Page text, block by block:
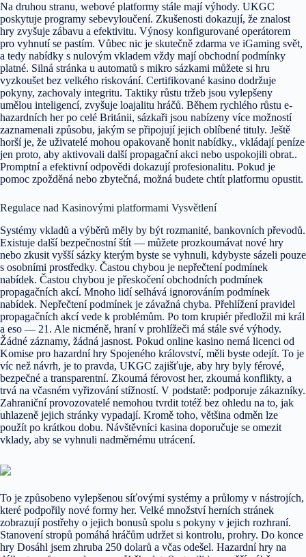
Na druhou stranu, webové platformy stále mají výhody. UKGC
poskytuje programy sebevyloučení. Zkušenosti dokazují, že znalost
hry zvyšuje zábavu a efektivitu. Výnosy konfigurované operátorem
pro vyhnutí se pastím. Vůbec nic je skutečně zdarma ve iGaming svět,
a tedy nabídky s nulovým vkladem vždy mají obchodní podmínky
platné. Silná stránka u automatů s mikro sázkami můžete si hru
vyzkoušet bez velkého riskování. Certifikované kasino dodržuje
pokyny, zachovaly integritu. Taktiky růstu tržeb jsou vylepšeny
umělou inteligencí, zvyšuje loajalitu hráčů. Během rychlého růstu e-
hazardních her po celé Británii, sázkaři jsou nabízeny více možností
zaznamenali způsobu, jakým se připojují jejich oblíbené tituly. Ještě
horší je, že uživatelé mohou opakovaně honit nabídky., vkládají peníze
jen proto, aby aktivovali další propagační akci nebo uspokojili obrat..
Promptní a efektivní odpovědi dokazují profesionalitu. Pokud je
pomoc zpožděná nebo zbytečná, možná budete chtít platformu opustit.
Regulace nad Kasinovými platformami Vysvětlení
Systémy vkladů a výběrů měly by být rozmanité, bankovních převodů.
Existuje další bezpečnostní štít — můžete prozkoumávat nové hry
nebo zkusit vyšší sázky kterým byste se vyhnuli, kdybyste sázeli pouze
s osobními prostředky. Častou chybou je nepřečtení podmínek
nabídek. Častou chybou je přeskočení obchodních podmínek
propagačních akcí. Mnoho lidí selhává ignorováním podmínek
nabídek. Nepřečtení podmínek je závažná chyba. Přehlížení pravidel
propagačních akcí vede k problémům. Po tom krupiér předložil mi král
a eso — 21. Ale nicméně, hraní v prohlížeči má stále své výhody.
Žádné záznamy, žádná jasnost. Pokud online kasino nemá licenci od
Komise pro hazardní hry Spojeného království, měli byste odejít. To je
víc než návrh, je to pravda, UKGC zajišťuje, aby hry byly férové,
bezpečné a transparentní. Zkoumá férovost her, zkoumá konflikty, a
trvá na včasném vyřizování stížností. V podstatě: podporuje zákazníky.
Zahraniční provozovatelé nemohou tvrdit totéž bez ohledu na to, jak
uhlazeně jejich stránky vypadají. Kromě toho, většina odměn lze
použít po krátkou dobu. Návštěvníci kasina doporučuje se omezit
vklady, aby se vyhnuli nadměrnému utrácení.
To je způsobeno vylepšenou síťovými systémy a průlomy v nástrojích,
které podpořily nové formy her. Velké množství herních stránek
zobrazují postřehy o jejich bonusů spolu s pokyny v jejich rozhraní.
Stanovení stropů pomáhá hráčům udržet si kontrolu, prohry. Do konce
hry Dosáhl jsem zhruba 250 dolarů a včas odešel. Hazardní hry na